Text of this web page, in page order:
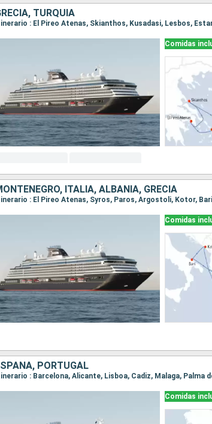
TURQUÍA
: El Pireo Atenas, Skianthos, Kusadasi, Lesbos,
Comidas
ITALIA, ALBANIA, GRECIA
: El Pireo Atenas, Syros, Paros, Argostoli, Kotor,
Comidas
PORTUGAL
: Barcelona, Alicante, Lisboa, Cadiz, Malaga, Palma
Comidas